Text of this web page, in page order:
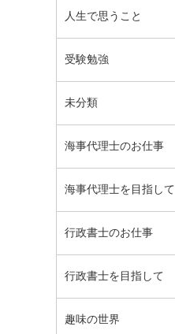
人生で思うこと
受験勉強
未分類
海事代理士のお仕事
海事代理士を目指して
行政書士のお仕事
行政書士を目指して
趣味の世界